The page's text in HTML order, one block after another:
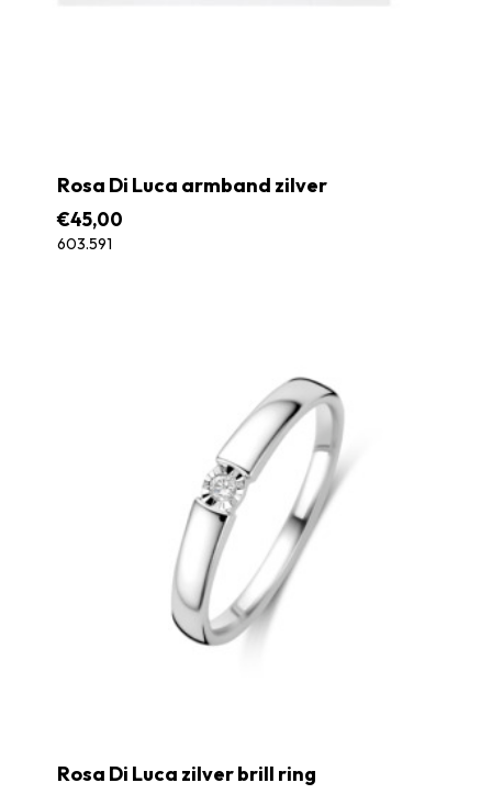
Rosa Di Luca armband zilver
€45,00
603.591
Rosa Di Luca zilver brill ring